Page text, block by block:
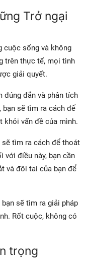
Trở ngại
cuộc sống và không
trên thực tế, mọi tình
giải quyết.
đúng đắn và phân tích
bạn sẽ tìm ra cách để
khỏi vấn đề của mình.
sẽ tìm ra cách để thoát
với điều này, bạn cần
và đôi tai của bạn để
sẽ tìm ra giải pháp
Rốt cuộc, không có
trọng